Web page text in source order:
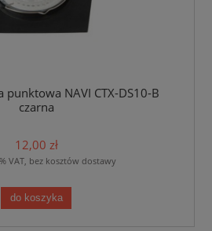
NAVI CTX-DS10-B
czarna
12,00 zł
VAT, bez kosztów dostawy
do koszyka